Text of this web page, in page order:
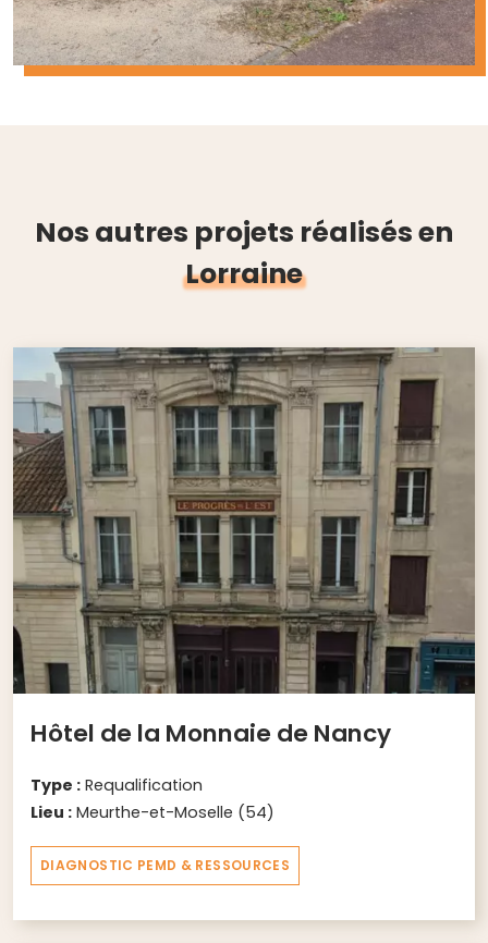
Nos autres projets réalisés en
Lorraine
Hôtel de la Monnaie de Nancy
Type : Requalification
Lieu : Meurthe-et-Moselle (54)
DIAGNOSTIC PEMD & RESSOURCES